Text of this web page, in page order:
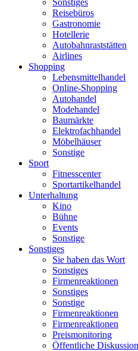
Reisebüros
Gastronomie
Hotellerie
Autobahnraststätten
Airlines
Shopping
Lebensmittelhandel
Online-Shopping
Autohandel
Modehandel
Baumärkte
Elektrofachhandel
Möbelhäuser
Sonstige
Sport
Fitnesscenter
Sportartikelhandel
Unterhaltung
Kino
Bühne
Events
Sonstige
Sonstiges
Sie haben das Wort
Sonstiges
Firmenreaktionen
Sonstiges
Sonstige
Firmenreaktionen
Firmenreaktionen
Preismonitoring
Öffentliche